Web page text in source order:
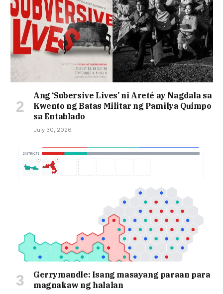
Ang ‘Subersive Lives’ ni Areté ay Nagdala sa
Kwento ng Batas Militar ng Pamilya Quimpo
sa Entablado
July 30, 2026
Gerrymandle: Isang masayang paraan para
magnakaw ng halalan